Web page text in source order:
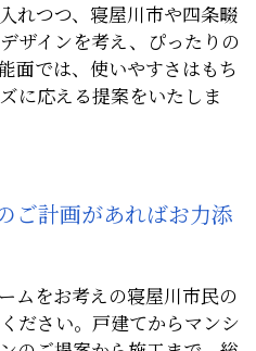
れつつ、寝屋川市や四条畷
ザインを考え、ぴったりの
面では、使いやすさはもち
に応える提案をいたしま
ご計画があればお力添
ムをお考えの寝屋川市民の
ださい。戸建てからマンシ